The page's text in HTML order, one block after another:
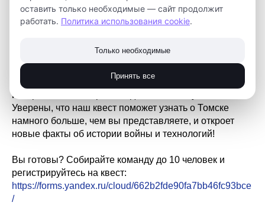
Он позволит погрузиться в историю города и узнать
много нового о его роли в Великой Отечественной
Также мы поделимся интересными фактами о зданиях
города, которые связаны с военным временем, и
изобретениях, которые создали томские ученые.
Уверены, что наш квест поможет узнать о Томске
намного больше, чем вы представляете, и откроет
новые факты об истории войны и технологий!
Вы готовы? Собирайте команду до 10 человек и
регистрируйтесь на квест:
https://forms.yandex.ru/cloud/662b2fde90fa7bb46fc93bce
/
оставить только необходимые — сайт продолжит
работать. Политика использования cookie.
Только необходимые
Принять все